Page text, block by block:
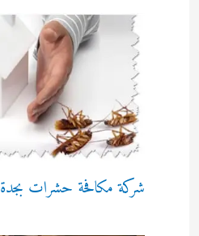
شركة مكافحة حشرات بجدة